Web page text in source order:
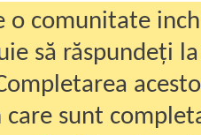
o comunitate
să răspundeți
care sunt